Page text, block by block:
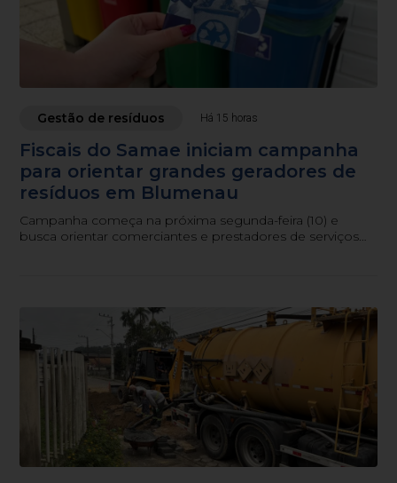
Gestão de resíduos Há 15 horas
Fiscais do Samae iniciam campanha
para orientar grandes geradores de
resíduos em Blumenau
Campanha começa na próxima segunda-feira (10) e
busca orientar comerciantes e prestadores de serviços